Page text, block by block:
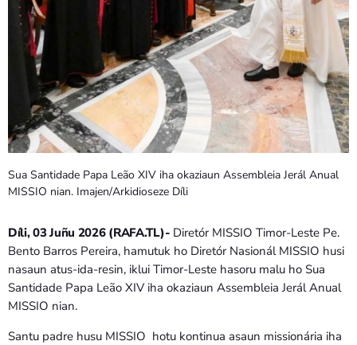
Sua Santidade Papa Leão XIV iha okaziaun Assembleia Jerál Anual
MISSIO nian. Imajen/Arkidioseze Díli
Díli, 03 Juñu 2026 (RAFA.TL)- Diretór MISSIO Timor-Leste Pe.
Bento Barros Pereira, hamutuk ho Diretór Nasionál MISSIO husi
nasaun atus-ida-resin, iklui Timor-Leste hasoru malu ho Sua
Santidade Papa Leão XIV iha okaziaun Assembleia Jerál Anual
MISSIO nian.
Santu padre husu MISSIO hotu kontinua asaun missionária iha